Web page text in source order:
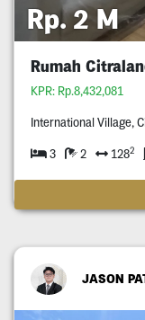
Rp. 2 M
KPR: Rp.8,432,081
International Village,
3 2 1282
JASON